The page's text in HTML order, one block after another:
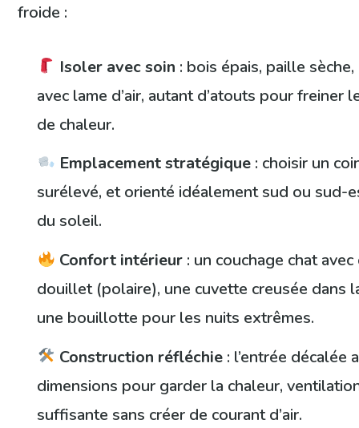
froide :
Isoler avec soin : bois épais, paille
avec lame d’air, autant d’atouts pour freiner
de chaleur.
Emplacement stratégique : choisir un
surélevé, et orienté idéalement sud ou sud-
du soleil.
Confort intérieur : un couchage chat
douillet (polaire), une cuvette creusée dans
une bouillotte pour les nuits extrêmes.
Construction réfléchie : l’entrée décalée
dimensions pour garder la chaleur,
suffisante sans créer de courant d’air.